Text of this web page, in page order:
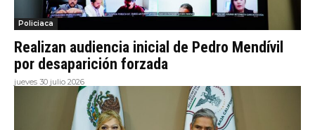
Policiaca
Realizan audiencia inicial de Pedro Mendívil
por desaparición forzada
jueves 30 julio 2026